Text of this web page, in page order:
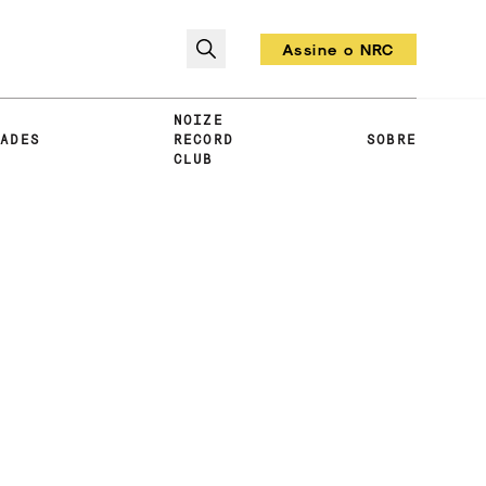
Assine o NRC
NOIZE
RECORD
CLUB
SOBRE